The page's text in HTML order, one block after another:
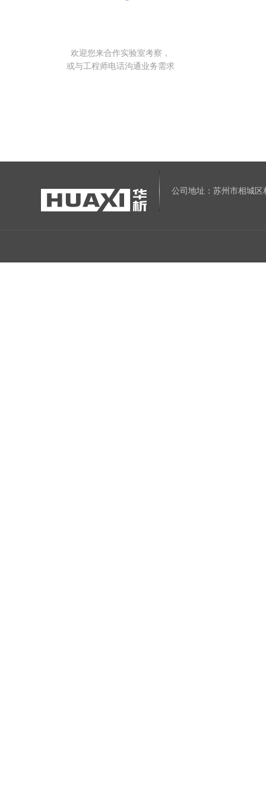
欢迎您来合作实验室考察，
或与工程师电话沟通业务需求
公司地址：苏州市相城区